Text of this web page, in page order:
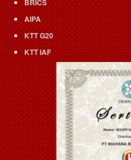
BRICS
AIPA
KTT G20
KTT IAF